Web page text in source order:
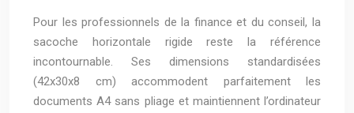
Pour les professionnels de la finance et du conseil, la
sacoche horizontale rigide reste la référence
incontournable. Ses dimensions standardisées
(42x30x8 cm) accommodent parfaitement les
documents A4 sans pliage et maintiennent l’ordinateur